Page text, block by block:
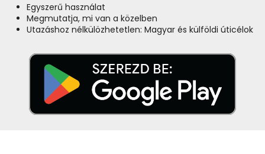
Egyszerű használat
Megmutatja, mi van a közelben
Utazáshoz nélkülözhetetlen: Magyar és külföldi úticélok